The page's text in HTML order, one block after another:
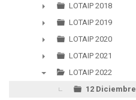
►
►
LOTAIP 2018
►
LOTAIP 2019
►
LOTAIP 2020
►
LOTAIP 2021
LOTAIP 2022
12 Diciembre